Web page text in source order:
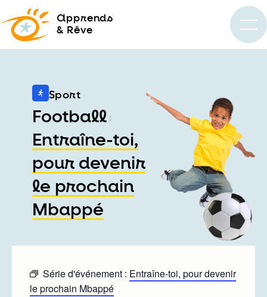
apprends
& Rêve
Sport
Football :
Entraîne-toi,
pour devenir
le prochain
Mbappé
Série d'événement : Entraîne-toi, pour devenir
le prochain Mbappé